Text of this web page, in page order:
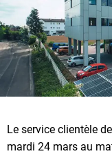
Le service clientèle
mardi 24 mars au